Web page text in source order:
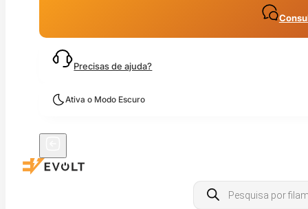
Precisas de ajuda?
Ativa o Modo Escuro
Products
search